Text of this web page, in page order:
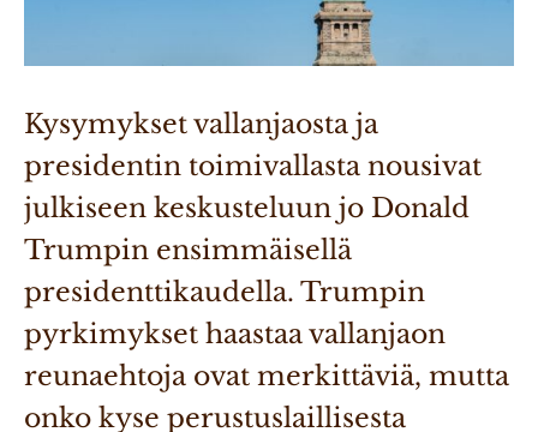
Kysymykset vallanjaosta ja
presidentin toimivallasta nousivat
julkiseen keskusteluun jo Donald
Trumpin ensimmäisellä
presidenttikaudella. Trumpin
pyrkimykset haastaa vallanjaon
reunaehtoja ovat merkittäviä, mutta
onko kyse perustuslaillisesta